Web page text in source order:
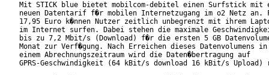
Mit STICK blue bietet mobilcom-debitel einen Surfstick mit
neuen Datentarif f�r mobilen Internetzugang im o2 Netz an.
17,95 Euro k�nnen Nutzer zeitlich unbegrenzt mit ihrem
im Internet surfen. Dabei stehen die maximale
bis zu 7,2 Mbit/s (Download) f�r die ersten 5 GB
Monat zur Verf�gung. Nach Erreichen dieses Datenvolumens in
einem Abrechnungszeitraum wird die Daten�bertragung auf
GPRS-Geschwindigkeit (64 kBit/s download 16 kBit/s